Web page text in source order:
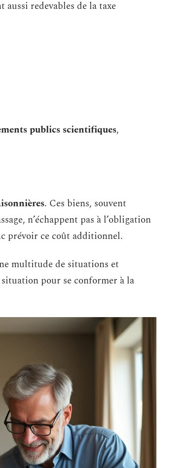
aussi redevables de la taxe
publics scientifiques,
. Ces biens, souvent
n’échappent pas à l’obligation
prévoir ce coût additionnel.
multitude de situations et
pour se conformer à la